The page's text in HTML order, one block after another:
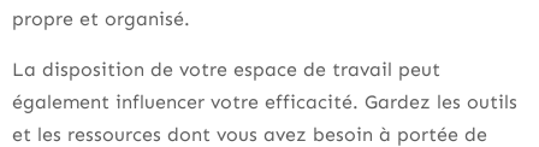
propre et organisé.
La disposition de votre espace de travail peut
également influencer votre efficacité. Gardez les outils
et les ressources dont vous avez besoin à portée de